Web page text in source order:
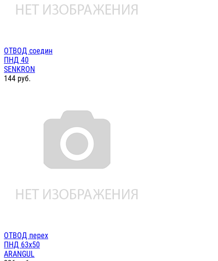
ОТВОД соедин
ПНД 40
SENKRON
144 руб.
ОТВОД перех
ПНД 63х50
ARANGUL